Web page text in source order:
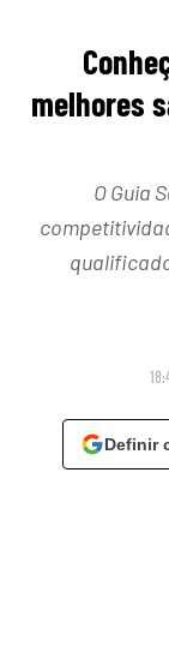
melhores
O Guia
Definir